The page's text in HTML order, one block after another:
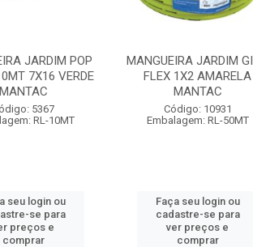
JARDIM POP
7X16 VERDE
MANTAC
5367
RL-10MT
seu login ou
se para
preços e
comprar
MANGUEIRA JARDIM
FLEX 1X2 AMARELA
MANTAC
Código: 10931
Embalagem: RL-50MT
Faça seu login ou
cadastre-se para
ver preços e
comprar